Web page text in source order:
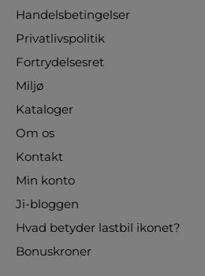
Handelsbetingelser
Privatlivspolitik
Fortrydelsesret
Miljø
Kataloger
Om os
Kontakt
Min konto
Ji-bloggen
Hvad betyder lastbil ikonet?
Bonuskroner